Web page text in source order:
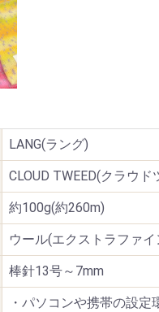
LANG(ラング)
CLOUD TWEED(クラウド
約100g(約260m)
ウール(エクストラファ
棒針13号～7mm
・パソコンや携帯の設